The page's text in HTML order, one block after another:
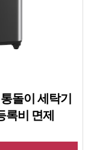
돌이 세탁기
록비 면제